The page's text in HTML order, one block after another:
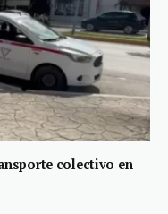
colectivo en